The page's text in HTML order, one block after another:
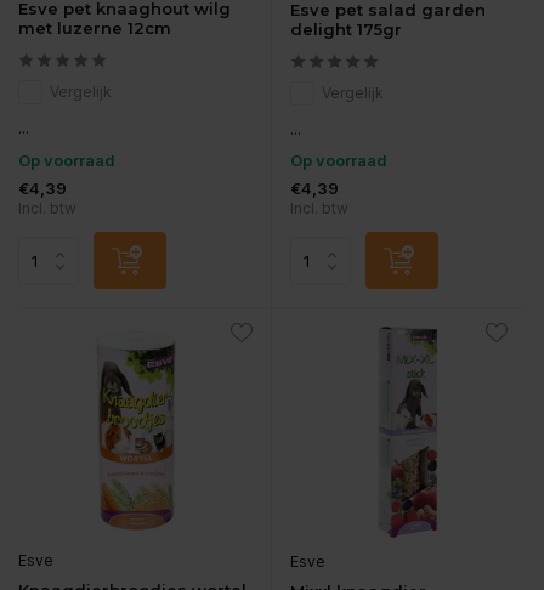
Esve pet knaaghout wilg
met luzerne 12cm
Vergelijk
...
Op voorraad
€4,39
Incl. btw
Esve pet salad garden
delight 175gr
Vergelijk
...
Op voorraad
€4,39
Incl. btw
Esve Esve